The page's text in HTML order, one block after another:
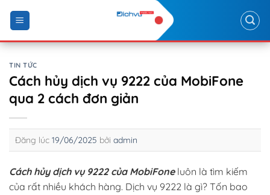
content
TIN TỨC
Cách hủy dịch vụ 9222 của MobiFone
qua 2 cách đơn giản
Đăng lúc 19/06/2025 bởi admin
Cách hủy dịch vụ 9222 của MobiFoneluôn là tìm kiếm
của rất nhiều khách hàng. Dịch vụ 9222 là gì? Tốn bao